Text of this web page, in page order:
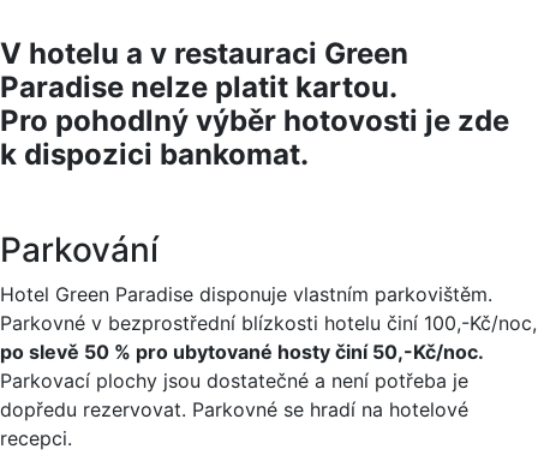
V hotelu a v restauraci Green
Paradise nelze platit kartou.
Pro pohodlný výběr hotovosti je zde
k dispozici bankomat.
Parkování
Hotel Green Paradise disponuje vlastním parkovištěm.
Parkovné v bezprostřední blízkosti hotelu činí 100,-Kč/noc,
po slevě 50 % pro ubytované hosty činí 50,-Kč/noc.
Parkovací plochy jsou dostatečné a není potřeba je
dopředu rezervovat. Parkovné se hradí na hotelové
recepci.